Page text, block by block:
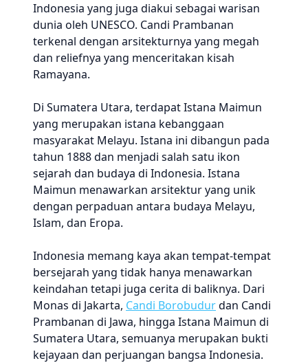
Indonesia yang juga diakui sebagai warisan
dunia oleh UNESCO. Candi Prambanan
terkenal dengan arsitekturnya yang megah
dan reliefnya yang menceritakan kisah
Ramayana.
Di Sumatera Utara, terdapat Istana Maimun
yang merupakan istana kebanggaan
masyarakat Melayu. Istana ini dibangun pada
tahun 1888 dan menjadi salah satu ikon
sejarah dan budaya di Indonesia. Istana
Maimun menawarkan arsitektur yang unik
dengan perpaduan antara budaya Melayu,
Islam, dan Eropa.
Indonesia memang kaya akan tempat-tempat
bersejarah yang tidak hanya menawarkan
keindahan tetapi juga cerita di baliknya. Dari
Monas di Jakarta, Candi Borobudurdan Candi
Prambanan di Jawa, hingga Istana Maimun di
Sumatera Utara, semuanya merupakan bukti
kejayaan dan perjuangan bangsa Indonesia.